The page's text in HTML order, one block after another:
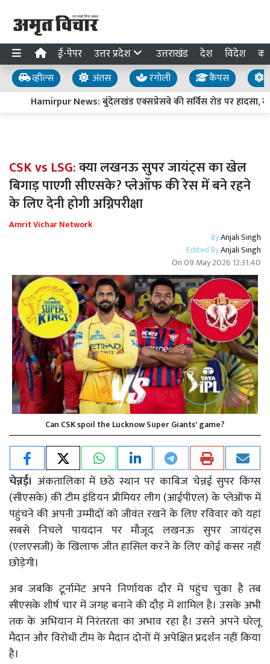
ई-पेपर उत्तर प्रदेश उत्तराखंड देश विदेश
व्हील्स अंतस रंगोली कैंपस
Hamirpur News: बुंदेलखंड एक्सप्रेसवे की सर्विस रोड पर हादसा,
CSK vs LSG:क्या लखनऊ सुपर जायंट्स का खेल
बिगाड़ पाएगी सीएसके? प्लेऑफ की रेस में बने रहने
के लिए देनी होगी अग्निपरीक्षा
Amrit Vichar Network
ByAnjali Singh
Edited ByAnjali Singh
On09 May 2026 12:31:40
Can CSK spoil the Lucknow Super Giants' game?
चेन्नई। अंकतालिका में छठे स्थान पर काबिज चेन्नई सुपर किंग्स
(सीएसके) की टीम इंडियन प्रीमियर लीग (आईपीएल) के प्लेऑफ में
पहुंचने की अपनी उम्मीदों को जीवंत रखने के लिए रविवार को यहां
सबसे निचले पायदान पर मौजूद लखनऊ सुपर जायंट्स
(एलएसजी) के खिलाफ जीत हासिल करने के लिए कोई कसर नहीं
छोड़ेगी।
अब जबकि टूर्नामेंट अपने निर्णायक दौर में पहुंच चुका है तब
सीएसके शीर्ष चार में जगह बनाने की दौड़ में शामिल है। उसके अभी
तक के अभियान में निरंतरता का अभाव रहा है। उसने अपने घरेलू
मैदान और विरोधी टीम के मैदान दोनों में अपेक्षित प्रदर्शन नहीं किया
है।